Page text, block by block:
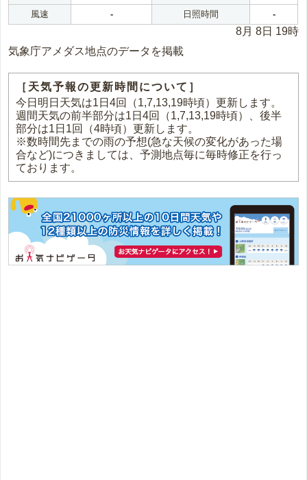
風速
- 日照時間 -
8月 8日 19時
気象庁アメダス地点のデータを掲載
［天気予報の更新時間について］
今日明日天気は1日4回（1,7,13,19時頃）更新します。
週間天気の前半部分は1日4回（1,7,13,19時頃）、後半
部分は1日1回（4時頃）更新します。
※数時間先までの雨の予想(急な天候の変化があった場
合など)につきましては、予測地点毎に毎時修正を行っ
ております。